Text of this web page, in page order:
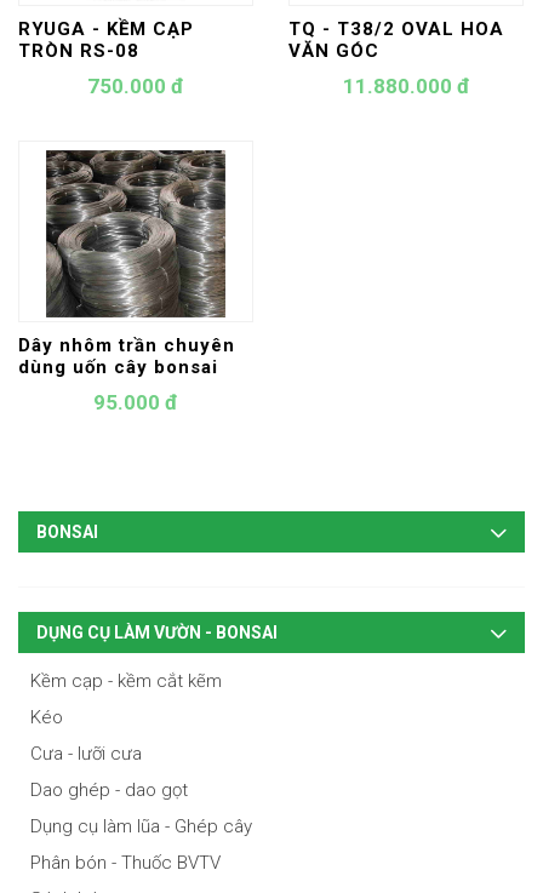
RYUGA - KỀM CẠP
TRÒN RS-08
750.000 đ
TQ - T38/2 OVAL HOA
VĂN GÓC
11.880.000 đ
Dây nhôm trần chuyên
dùng uốn cây bonsai
95.000 đ
BONSAI
DỤNG CỤ LÀM VƯỜN - BONSAI
Kềm cạp - kềm cắt kẽm
Kéo
Cưa - lưỡi cưa
Dao ghép - dao gọt
Dụng cụ làm lũa - Ghép cây
Phân bón - Thuốc BVTV